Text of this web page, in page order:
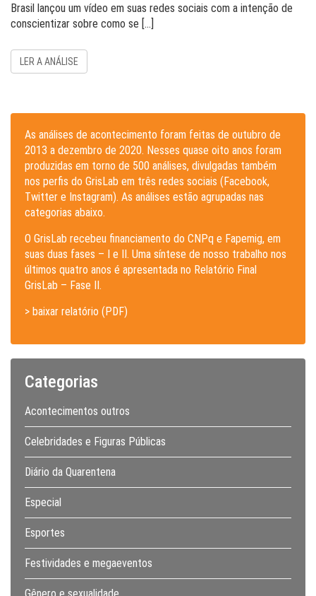
Brasil lançou um vídeo em suas redes sociais com a intenção de
conscientizar sobre como se […]
LER A ANÁLISE
As análises de acontecimento foram feitas de outubro de
2013 a dezembro de 2020. Nesses quase oito anos foram
produzidas em torno de 500 análises, divulgadas também
nos perfis do GrisLab em três redes sociais (Facebook,
Twitter e Instagram). As análises estão agrupadas nas
categorias abaixo.
O GrisLab recebeu financiamento do CNPq e Fapemig, em
suas duas fases – I e II. Uma síntese de nosso trabalho nos
últimos quatro anos é apresentada no Relatório Final
GrisLab – Fase II.
> baixar relatório (PDF)
Categorias
Acontecimentos outros
Celebridades e Figuras Públicas
Diário da Quarentena
Especial
Esportes
Festividades e megaeventos